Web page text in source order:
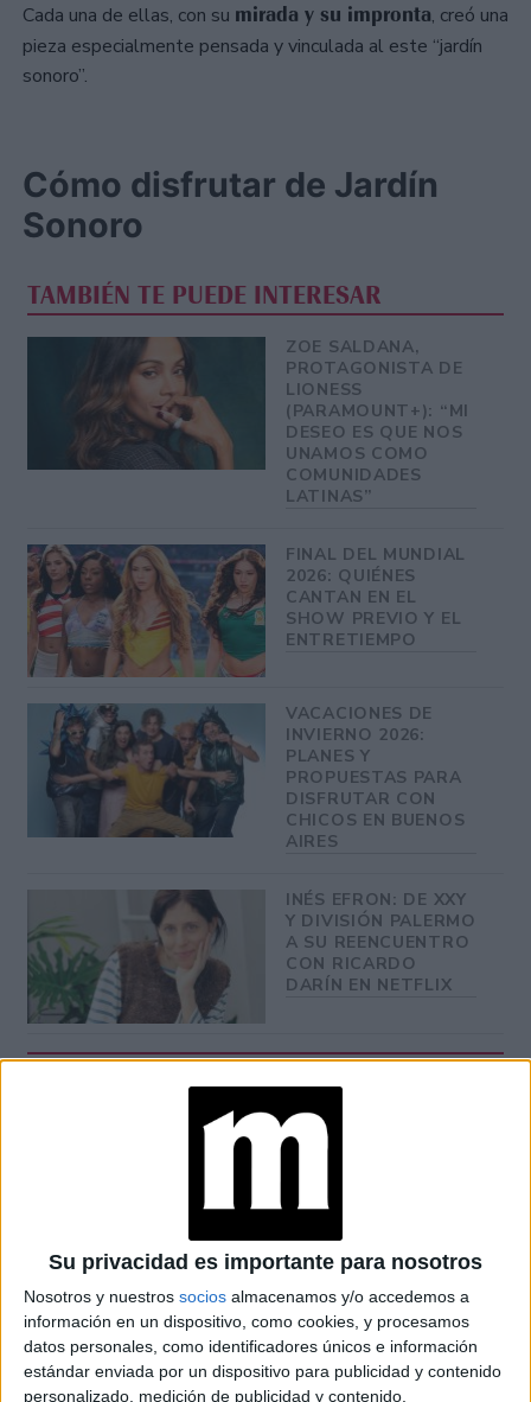
Su privacidad es importante para nosotros
Nosotros y nuestros socios almacenamos y/o accedemos a
información en un dispositivo, como cookies, y procesamos
datos personales, como identificadores únicos e información
estándar enviada por un dispositivo para publicidad y contenido
personalizado, medición de publicidad y contenido,
Cada una de ellas, con su mirada y su impronta, creó una
pieza especialmente pensada y vinculada al este “jardín
sonoro”.
Cómo disfrutar de Jardín
Sonoro
TAMBIÉN TE PUEDE INTERESAR
ZOE SALDANA,
PROTAGONISTA DE
LIONESS
(PARAMOUNT+): “MI
DESEO ES QUE NOS
UNAMOS COMO
COMUNIDADES
LATINAS”
FINAL DEL MUNDIAL
2026: QUIÉNES
CANTAN EN EL
SHOW PREVIO Y EL
ENTRETIEMPO
VACACIONES DE
INVIERNO 2026:
PLANES Y
PROPUESTAS PARA
DISFRUTAR CON
CHICOS EN BUENOS
AIRES
INÉS EFRON: DE XXY
Y DIVISIÓN PALERMO
A SU REENCUENTRO
CON RICARDO
DARÍN EN NETFLIX
La actividad es libre y gratuita ysolo requiere un
. El primer paso es descargar la
App store (Apple) o Play Store (Android), activar el
bluetooth y aceptar los permisos de notificaciones y
ubicación.
A partir de allí, solo resta comenzar a caminar por el Jardín
Botánico, buscando lospuntos de escuchaidentificados